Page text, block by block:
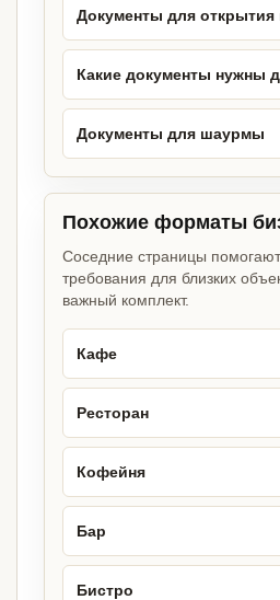
Документы для
Какие документы нужны
Документы для шаурмы
Похожие форматы
Соседние страницы
требования для близких
важный комплект.
Кафе
Ресторан
Кофейня
Бар
Бистро